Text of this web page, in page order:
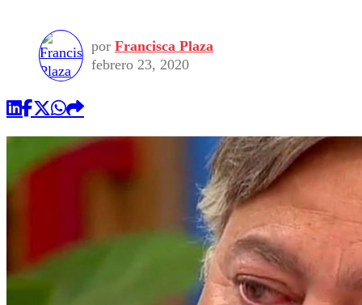
Torneo Internacional
Torneo Nacional
Internacional
Nacional
Programas
Comercial
por Francisca Plaza
febrero 23, 2020